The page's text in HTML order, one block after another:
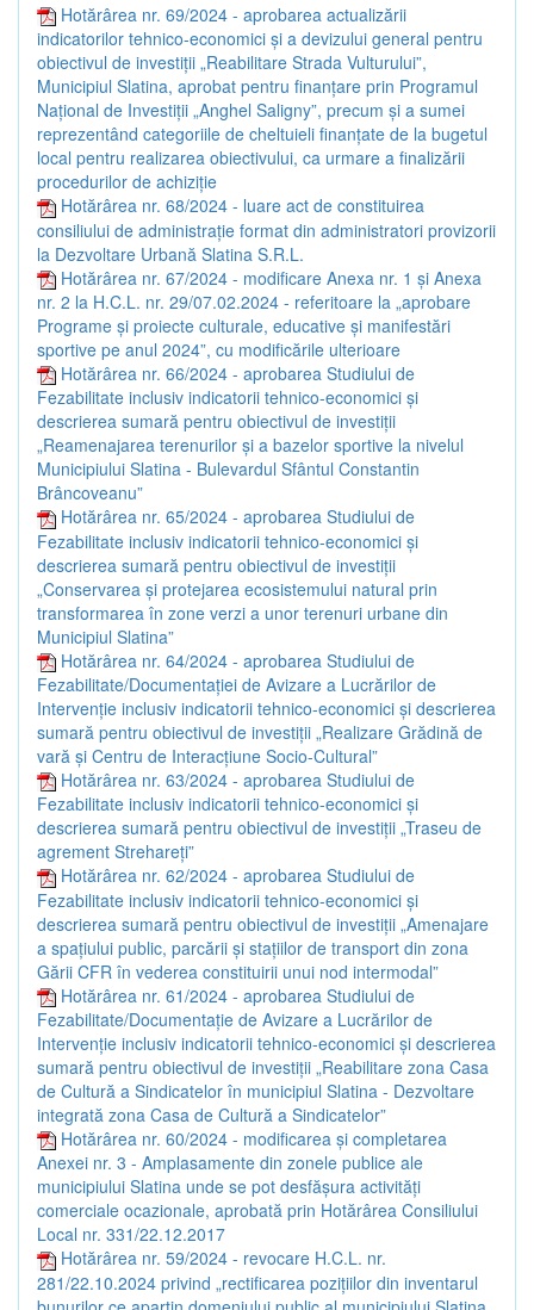
Hotărârea nr. 69/2024 - aprobarea actualizării
indicatorilor tehnico-economici și a devizului general pentru
obiectivul de investiții „Reabilitare Strada Vulturului”,
Municipiul Slatina, aprobat pentru finanțare prin Programul
Național de Investiții „Anghel Saligny”, precum și a sumei
reprezentând categoriile de cheltuieli finanțate de la bugetul
local pentru realizarea obiectivului, ca urmare a finalizării
procedurilor de achiziție
Hotărârea nr. 68/2024 - luare act de constituirea
consiliului de administrație format din administratori provizorii
la Dezvoltare Urbană Slatina S.R.L.
Hotărârea nr. 67/2024 - modificare Anexa nr. 1 și Anexa
nr. 2 la H.C.L. nr. 29/07.02.2024 - referitoare la „aprobare
Programe și proiecte culturale, educative și manifestări
sportive pe anul 2024”, cu modificările ulterioare
Hotărârea nr. 66/2024 - aprobarea Studiului de
Fezabilitate inclusiv indicatorii tehnico-economici și
descrierea sumară pentru obiectivul de investiții
„Reamenajarea terenurilor și a bazelor sportive la nivelul
Municipiului Slatina - Bulevardul Sfântul Constantin
Brâncoveanu”
Hotărârea nr. 65/2024 - aprobarea Studiului de
Fezabilitate inclusiv indicatorii tehnico-economici și
descrierea sumară pentru obiectivul de investiții
„Conservarea și protejarea ecosistemului natural prin
transformarea în zone verzi a unor terenuri urbane din
Municipiul Slatina”
Hotărârea nr. 64/2024 - aprobarea Studiului de
Fezabilitate/Documentației de Avizare a Lucrărilor de
Intervenție inclusiv indicatorii tehnico-economici și descrierea
sumară pentru obiectivul de investiții „Realizare Grădină de
vară și Centru de Interacțiune Socio-Cultural”
Hotărârea nr. 63/2024 - aprobarea Studiului de
Fezabilitate inclusiv indicatorii tehnico-economici și
descrierea sumară pentru obiectivul de investiții „Traseu de
agrement Strehareți”
Hotărârea nr. 62/2024 - aprobarea Studiului de
Fezabilitate inclusiv indicatorii tehnico-economici și
descrierea sumară pentru obiectivul de investiții „Amenajare
a spațiului public, parcării și stațiilor de transport din zona
Gării CFR în vederea constituirii unui nod intermodal”
Hotărârea nr. 61/2024 - aprobarea Studiului de
Fezabilitate/Documentație de Avizare a Lucrărilor de
Intervenție inclusiv indicatorii tehnico-economici și descrierea
sumară pentru obiectivul de investiții „Reabilitare zona Casa
de Cultură a Sindicatelor în municipiul Slatina - Dezvoltare
integrată zona Casa de Cultură a Sindicatelor”
Hotărârea nr. 60/2024 - modificarea și completarea
Anexei nr. 3 - Amplasamente din zonele publice ale
municipiului Slatina unde se pot desfășura activități
comerciale ocazionale, aprobată prin Hotărârea Consiliului
Local nr. 331/22.12.2017
Hotărârea nr. 59/2024 - revocare H.C.L. nr.
281/22.10.2024 privind „rectificarea pozițiilor din inventarul